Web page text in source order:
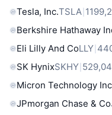
Tesla, Inc.TSLA
Berkshire Hathaway
Eli Lilly And CoLLY
SK HynixSKHY 529,04
Micron Technology Inc
JPmorgan Chase & Co